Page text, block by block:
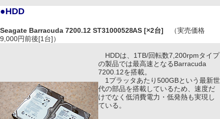
●HDD
Seagate Barracuda 7200.12 ST31000528AS [×2台] （実売価格
9,000円前後[1台]）
HDDは、1TB/回転数7,200rpmタイプ
の製品では最高速となるBarracuda
7200.12を搭載。
1プラッタあたり500GBという最新世
代の部品を搭載しているため、速度だ
けでなく低消費電力・低発熱も実現し
ている。